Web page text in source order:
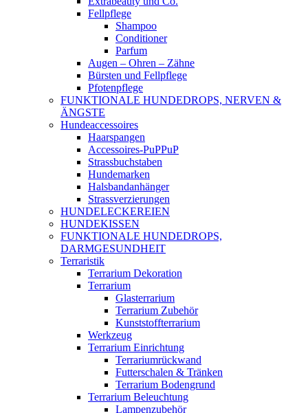
Fellpflege
Shampoo
Conditioner
Parfum
Augen – Ohren – Zähne
Bürsten und Fellpflege
Pfotenpflege
FUNKTIONALE HUNDEDROPS, NERVEN &
ÄNGSTE
Hundeaccessoires
Haarspangen
Accessoires-PuPPuP
Strassbuchstaben
Hundemarken
Halsbandanhänger
Strassverzierungen
HUNDELECKEREIEN
HUNDEKISSEN
FUNKTIONALE HUNDEDROPS,
DARMGESUNDHEIT
Terraristik
Terrarium Dekoration
Terrarium
Glasterrarium
Terrarium Zubehör
Kunststoffterrarium
Werkzeug
Terrarium Einrichtung
Terrariumrückwand
Futterschalen & Tränken
Terrarium Bodengrund
Terrarium Beleuchtung
Lampenzubehör